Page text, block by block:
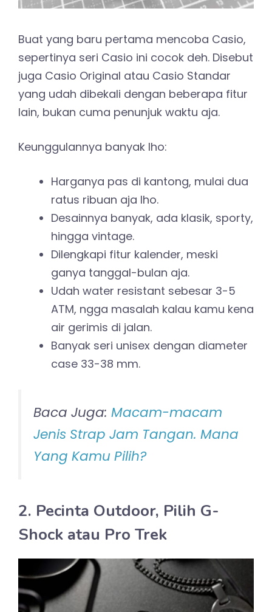
Buat yang baru pertama mencoba Casio,
sepertinya seri Casio ini cocok deh. Disebut
juga Casio Original atau Casio Standar
yang udah dibekali dengan beberapa fitur
lain, bukan cuma penunjuk waktu aja.
Keunggulannya banyak lho:
Harganya pas di kantong, mulai dua
ratus ribuan aja lho.
Desainnya banyak, ada klasik, sporty,
hingga vintage.
Dilengkapi fitur kalender, meski
ganya tanggal-bulan aja.
Udah water resistant sebesar 3-5
ATM, ngga masalah kalau kamu kena
air gerimis di jalan.
Banyak seri unisex dengan diameter
case 33-38 mm.
Baca Juga: Macam-macam
Jenis Strap Jam Tangan. Mana
Yang Kamu Pilih?
2. Pecinta Outdoor, Pilih G-
Shock atau Pro Trek